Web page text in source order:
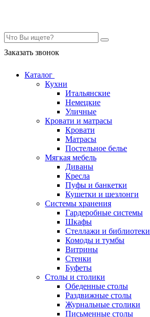
Заказать звонок
Каталог
Кухни
Итальянские
Немецкие
Уличные
Кровати и матрасы
Кровати
Матрасы
Постельное белье
Мягкая мебель
Диваны
Кресла
Пуфы и банкетки
Кушетки и шезлонги
Системы хранения
Гардеробные системы
Шкафы
Стеллажи и библиотеки
Комоды и тумбы
Витрины
Стенки
Буфеты
Столы и столики
Обеденные столы
Раздвижные столы
Журнальные столики
Письменные столы